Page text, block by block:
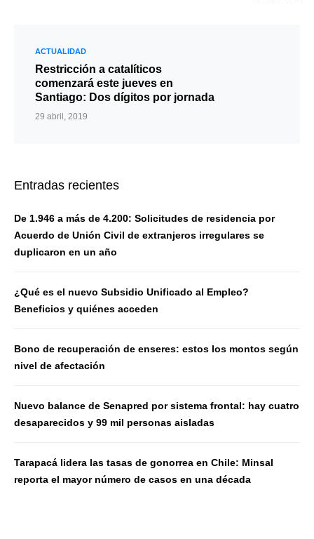
ACTUALIDAD
Restricción a catalíticos
comenzará este jueves en
Santiago: Dos dígitos por jornada
29 abril, 2019
Entradas recientes
De 1.946 a más de 4.200: Solicitudes de residencia por
Acuerdo de Unión Civil de extranjeros irregulares se
duplicaron en un año
¿Qué es el nuevo Subsidio Unificado al Empleo?
Beneficios y quiénes acceden
Bono de recuperación de enseres: estos los montos según
nivel de afectación
Nuevo balance de Senapred por sistema frontal: hay cuatro
desaparecidos y 99 mil personas aisladas
Tarapacá lidera las tasas de gonorrea en Chile: Minsal
reporta el mayor número de casos en una década